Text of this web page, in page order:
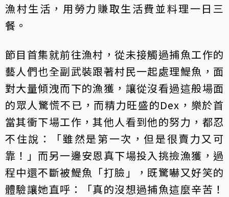
漁村生活，用勞力賺取生活費並料理一日三
餐。
節目首集就前往漁村，從未接觸過捕魚工作的
藝人們也全副武裝跟著村民一起處理鯷魚，面
對大量傾洩而下的漁獲，讓從沒看過這般場面
的眾人驚慌不已，而精力旺盛的Dex，樂於首
當其衝下場工作，其他人看到他的努力，都忍
不住說：「雖然是第一次，但是很賣力又可
靠！」而另一邊安恩真下場投入挑撿漁獲，過
程中還不斷被鯷魚「打臉」，既驚嚇又好笑的
體驗讓她直呼：「真的沒想過捕魚這麼辛苦！